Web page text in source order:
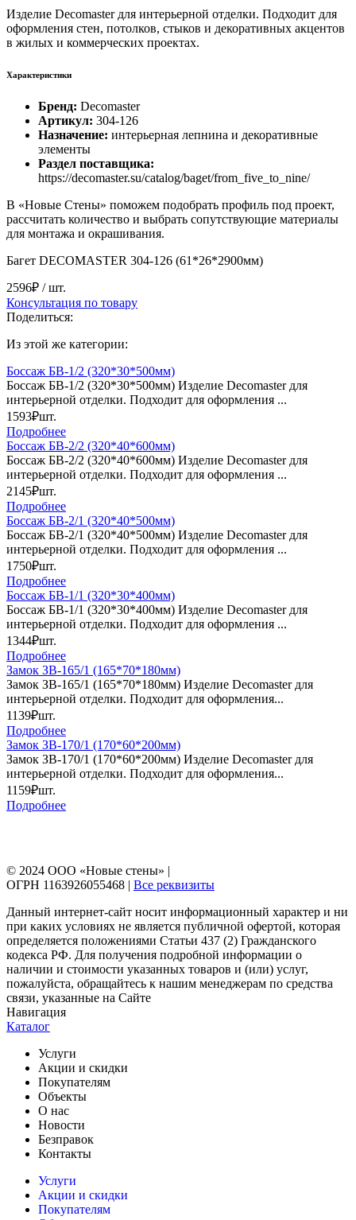
Изделие Decomaster для интерьерной отделки. Подходит для
оформления стен, потолков, стыков и декоративных акцентов
в жилых и коммерческих проектах.
Характеристики
Бренд: Decomaster
Артикул: 304-126
Назначение: интерьерная лепнина и декоративные
элементы
Раздел поставщика:
https://decomaster.su/catalog/baget/from_five_to_nine/
В «Новые Стены» поможем подобрать профиль под проект,
рассчитать количество и выбрать сопутствующие материалы
для монтажа и окрашивания.
Багет DECOMASTER 304-126 (61*26*2900мм)
2596₽ / шт.
Консультация по товару
Поделиться:
Из этой же категории:
Боссаж БВ-1/2 (320*30*500мм)
Боссаж БВ-1/2 (320*30*500мм) Изделие Decomaster для
интерьерной отделки. Подходит для оформления ...
1593₽шт.
Подробнее
Боссаж БВ-2/2 (320*40*600мм)
Боссаж БВ-2/2 (320*40*600мм) Изделие Decomaster для
интерьерной отделки. Подходит для оформления ...
2145₽шт.
Подробнее
Боссаж БВ-2/1 (320*40*500мм)
Боссаж БВ-2/1 (320*40*500мм) Изделие Decomaster для
интерьерной отделки. Подходит для оформления ...
1750₽шт.
Подробнее
Боссаж БВ-1/1 (320*30*400мм)
Боссаж БВ-1/1 (320*30*400мм) Изделие Decomaster для
интерьерной отделки. Подходит для оформления ...
1344₽шт.
Подробнее
Замок ЗВ-165/1 (165*70*180мм)
Замок ЗВ-165/1 (165*70*180мм) Изделие Decomaster для
интерьерной отделки. Подходит для оформления...
1139₽шт.
Подробнее
Замок ЗВ-170/1 (170*60*200мм)
Замок ЗВ-170/1 (170*60*200мм) Изделие Decomaster для
интерьерной отделки. Подходит для оформления...
1159₽шт.
Подробнее
© 2024 ООО «Новые стены» |
ОГРН 1163926055468 | Все реквизиты
Данный интернет-сайт носит информационный характер и ни
при каких условиях не является публичной офертой, которая
определяется положениями Статьи 437 (2) Гражданского
кодекса РФ. Для получения подробной информации о
наличии и стоимости указанных товаров и (или) услуг,
пожалуйста, обращайтесь к нашим менеджерам по средства
связи, указанные на Сайте
Навигация
Каталог
Услуги
Акции и скидки
Покупателям
Объекты
О нас
Новости
Безправок
Контакты
Услуги
Акции и скидки
Покупателям